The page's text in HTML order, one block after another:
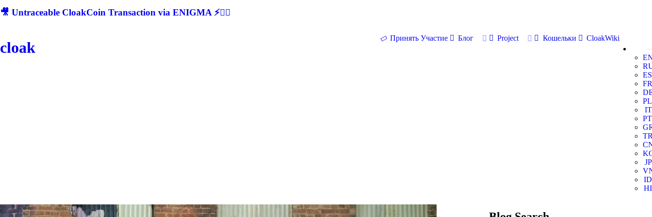
🎥 Untraceable CloakCoin Transaction via ENIGMA ⚡🕵‍♂
cloak
Принять Участие Блог Project Кошельки
CloakWiki
ES
FR
PL
IT
PT
JP
ID
HI